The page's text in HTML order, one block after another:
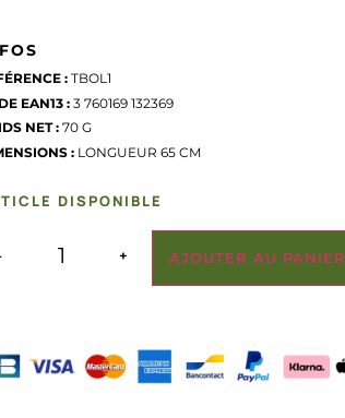
:TBOL1
EAN13 : 3 760169 132369
NET :70 G
: LONGUEUR 65 CM
DISPONIBLE
+ AJOUTER AU PANIER